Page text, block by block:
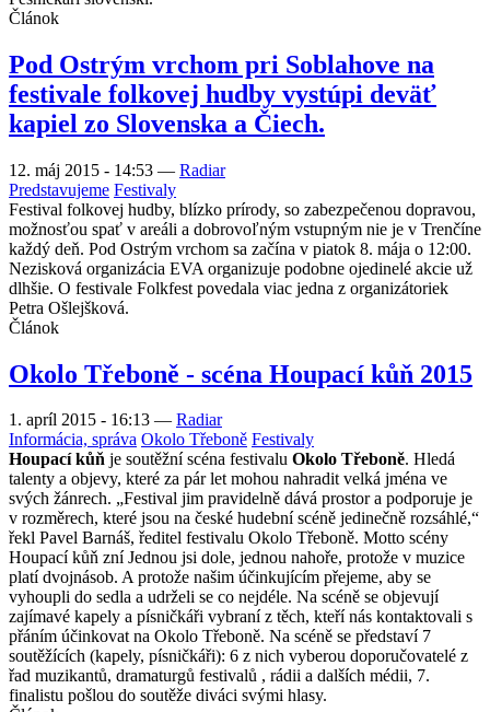
Článok
Pod Ostrým vrchom pri Soblahove na
festivale folkovej hudby vystúpi deväť
kapiel zo Slovenska a Čiech.
12. máj 2015 - 14:53 — Radiar
Predstavujeme Festivaly
Festival folkovej hudby, blízko prírody, so zabezpečenou dopravou,
možnosťou spať v areáli a dobrovoľným vstupným nie je v Trenčíne
každý deň. Pod Ostrým vrchom sa začína v piatok 8. mája o 12:00.
Nezisková organizácia EVA organizuje podobne ojedinelé akcie už
dlhšie. O festivale Folkfest povedala viac jedna z organizátoriek
Petra Ošlejšková.
Článok
Okolo Třeboně - scéna Houpací kůň 2015
1. apríl 2015 - 16:13 — Radiar
Informácia, správa Okolo Třeboně Festivaly
Houpací kůň je soutěžní scéna festivalu Okolo Třeboně. Hledá
talenty a objevy, které za pár let mohou nahradit velká jména ve
svých žánrech. „Festival jim pravidelně dává prostor a podporuje je
v rozměrech, které jsou na české hudební scéně jedinečně rozsáhlé,“
řekl Pavel Barnáš, ředitel festivalu Okolo Třeboně. Motto scény
Houpací kůň zní Jednou jsi dole, jednou nahoře, protože v muzice
platí dvojnásob. A protože našim účinkujícím přejeme, aby se
vyhoupli do sedla a udrželi se co nejdéle. Na scéně se objevují
zajímavé kapely a písničkáři vybraní z těch, kteří nás kontaktovali s
přáním účinkovat na Okolo Třeboně. Na scéně se představí 7
soutěžících (kapely, písničkáři): 6 z nich vyberou doporučovatelé z
řad muzikantů, dramaturgů festivalů , rádii a dalších médii, 7.
finalistu pošlou do soutěže diváci svými hlasy.